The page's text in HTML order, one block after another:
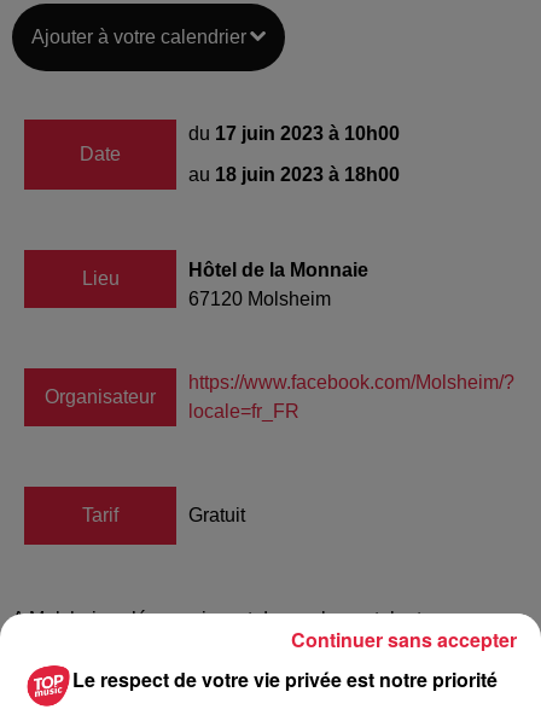
Ajouter à votre calendrier
Date
du 17 juin 2023 à 10h00
au 18 juin 2023 à 18h00
Lieu
Hôtel de la Monnaie
67120 Molsheim
Organisateur
https://www.facebook.com/Molsheim/?
locale=fr_FR
Tarif Gratuit
A Molsheim, s’épanouissent de nombreux talents.
Passionnés ou collectionneurs, ils sont pour la plupart
méconnus.
La Ville souhaite:
Le respect de votre vie privée est notre priorité
Continuer sans accepter